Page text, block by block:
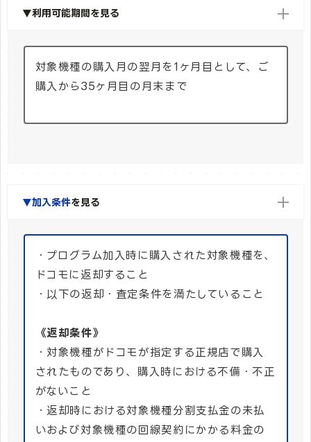
▼利用可能期間を見る
対象機種の購入月の翌月を1ヶ月目として、ご
購入から35ヶ月目の月末まで
▼加入条件を見る
・プログラム加入時に購入された対象機種を、
ドコモに返却すること
・以下の返却・査定条件を満たしていること
《返却条件》
・対象機種がドコモが指定する正規店で購入
されたものであり、購入時における不備・不正
がないこと
・返却時における対象機種分割支払金の未払
いおよび対象機種の回線契約にかかる料金の